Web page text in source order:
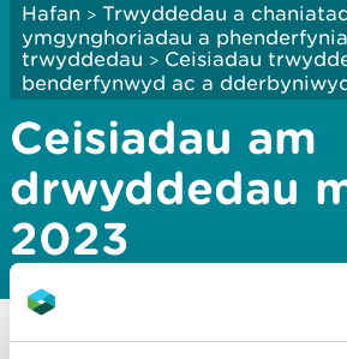
Hafan > Trwyddedau a
ymgynghoriadau a
trwyddedau > Ceisiadau
benderfynwyd ac a
Ceisiadau am
drwyddedau
2023
Ceisiadau am drwyddedau
2023